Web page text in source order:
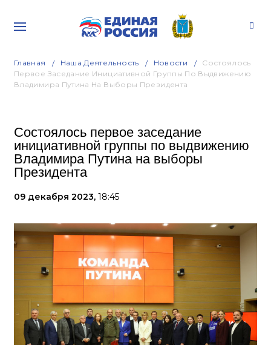
Главная Наша Деятельность Новости
Состоялось
Первое Заседание Инициативной Группы По Выдвижению
Владимира Путина На Выборы Президента
Состоялось первое заседание
инициативной группы по выдвижению
Владимира Путина на выборы
Президента
09 декабря 2023, 18:45